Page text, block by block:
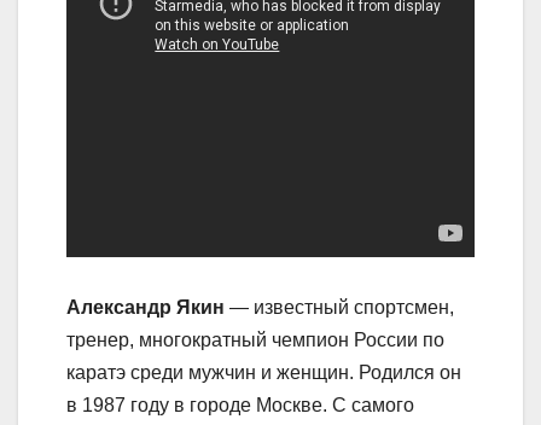
Александр Якин — известный спортсмен,
тренер, многократный чемпион России по
каратэ среди мужчин и женщин. Родился он
в 1987 году в городе Москве. С самого